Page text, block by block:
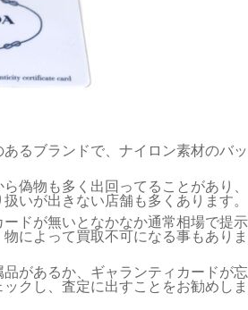
るブランドで、ナイロン素材のバッ
偽物も多く出回ってることがあり、
いが出きない店舗も多くあります。
ドが無いとなかなか通常相場で提示
によって買取不可になる事もありま
があるか、ギャランティカードが忘
クし、査定に出すことをお勧めしま